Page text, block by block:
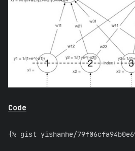
Code
{% gist yishanhe/